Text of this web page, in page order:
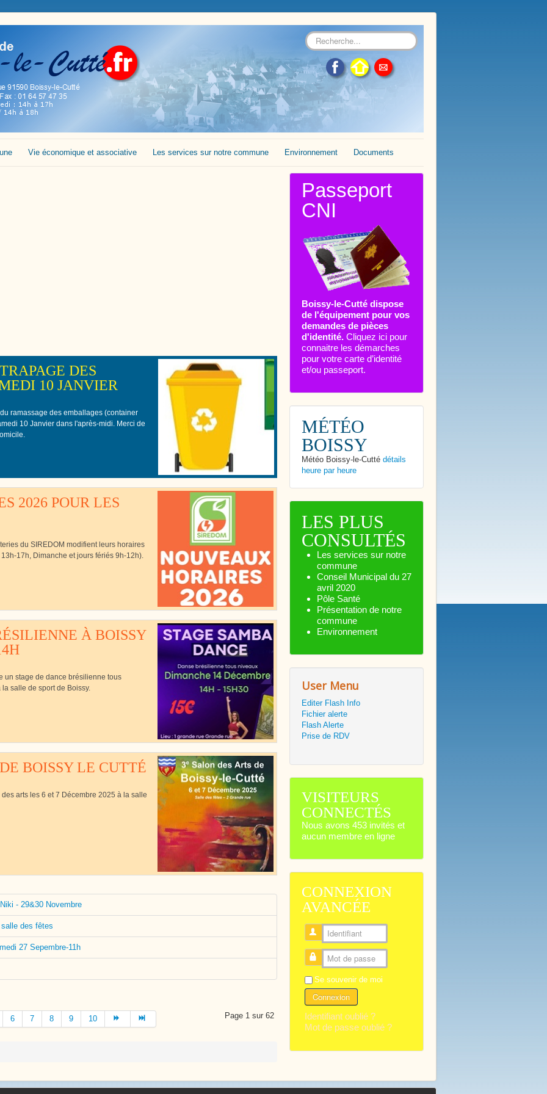
Rechercher
Vie économique et associative Les services sur notre commune Environnement Documents
DES
10 JANVIER
ramassage des emballages (container
10 Janvier dans l'après-midi. Merci de
2026 POUR LES
du SIREDOM modifient leurs horaires
17h, Dimanche et jours fériés 9h-12h).
À BOISSY
un stage de dance brésilienne tous
salle de sport de Boissy.
BOISSY LE CUTTÉ
arts les 6 et 7 Décembre 2025 à la salle
- 29&30 Novembre
des fêtes
27 Sepembre-11h
Page 1 sur 62
6 7 8 9 10
Passeport
CNI
Boissy-le-Cutté dispose
de l'équipement pour vos
demandes de pièces
d'identité. Cliquez ici pour
connaitre les démarches
pour votre carte d’identité
et/ou passeport.
MÉTÉO
BOISSY
Météo Boissy-le-Cutté détails
heure par heure
LES PLUS
CONSULTÉS
Les services sur notre
commune
Conseil Municipal du 27
avril 2020
Pôle Santé
Présentation de notre
commune
Environnement
User Menu
Editer Flash Info
Fichier alerte
Flash Alerte
Prise de RDV
VISITEURS
CONNECTÉS
Nous avons 453 invités et
aucun membre en ligne
CONNEXION
AVANCÉE
Identifiant
Mot de passe
Se souvenir de moi
Connexion
Identifiant oublié ?
Mot de passe oublié ?